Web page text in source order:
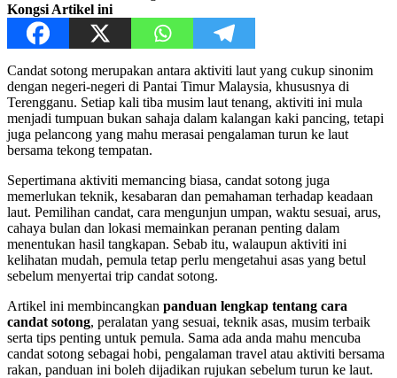
Kongsi Artikel ini
Candat sotong merupakan antara aktiviti laut yang cukup sinonim
dengan negeri-negeri di Pantai Timur Malaysia, khususnya di
Terengganu. Setiap kali tiba musim laut tenang, aktiviti ini mula
menjadi tumpuan bukan sahaja dalam kalangan kaki pancing, tetapi
juga pelancong yang mahu merasai pengalaman turun ke laut
bersama tekong tempatan.
Sepertimana aktiviti memancing biasa, candat sotong juga
memerlukan teknik, kesabaran dan pemahaman terhadap keadaan
laut. Pemilihan candat, cara mengunjun umpan, waktu sesuai, arus,
cahaya bulan dan lokasi memainkan peranan penting dalam
menentukan hasil tangkapan. Sebab itu, walaupun aktiviti ini
kelihatan mudah, pemula tetap perlu mengetahui asas yang betul
sebelum menyertai trip candat sotong.
Artikel ini membincangkan panduan lengkap tentang cara
candat sotong, peralatan yang sesuai, teknik asas, musim terbaik
serta tips penting untuk pemula. Sama ada anda mahu mencuba
candat sotong sebagai hobi, pengalaman travel atau aktiviti bersama
rakan, panduan ini boleh dijadikan rujukan sebelum turun ke laut.